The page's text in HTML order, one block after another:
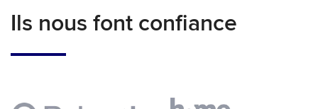
Ils nous font confiance